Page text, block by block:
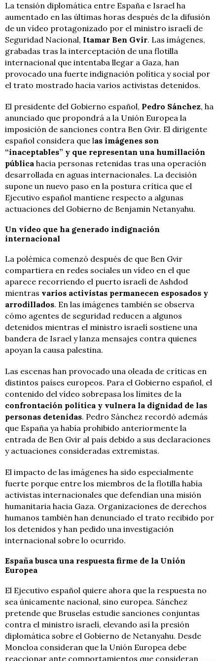
La tensión diplomática entre España e Israel ha
aumentado en las últimas horas después de la difusión
de un vídeo protagonizado por el ministro israelí de
Seguridad Nacional, Itamar Ben Gvir. Las imágenes,
grabadas tras la interceptación de una flotilla
internacional que intentaba llegar a Gaza, han
provocado una fuerte indignación política y social por
el trato mostrado hacia varios activistas detenidos.
El presidente del Gobierno español, Pedro Sánchez, ha
anunciado que propondrá a la Unión Europea la
imposición de sanciones contra Ben Gvir. El dirigente
español considera que las imágenes son
“inaceptables” y que representan una humillación
pública hacia personas retenidas tras una operación
desarrollada en aguas internacionales. La decisión
supone un nuevo paso en la postura crítica que el
Ejecutivo español mantiene respecto a algunas
actuaciones del Gobierno de Benjamin Netanyahu.
Un vídeo que ha generado indignación
internacional
La polémica comenzó después de que Ben Gvir
compartiera en redes sociales un vídeo en el que
aparece recorriendo el puerto israelí de Ashdod
mientras varios activistas permanecen esposados y
arrodillados. En las imágenes también se observa
cómo agentes de seguridad reducen a algunos
detenidos mientras el ministro israelí sostiene una
bandera de Israel y lanza mensajes contra quienes
apoyan la causa palestina.
Las escenas han provocado una oleada de críticas en
distintos países europeos. Para el Gobierno español, el
contenido del vídeo sobrepasa los límites de la
confrontación política y vulnera la dignidad de las
personas detenidas. Pedro Sánchez recordó además
que España ya había prohibido anteriormente la
entrada de Ben Gvir al país debido a sus declaraciones
y actuaciones consideradas extremistas.
El impacto de las imágenes ha sido especialmente
fuerte porque entre los miembros de la flotilla había
activistas internacionales que defendían una misión
humanitaria hacia Gaza. Organizaciones de derechos
humanos también han denunciado el trato recibido por
los detenidos y han pedido una investigación
internacional sobre lo ocurrido.
España busca una respuesta firme de la Unión
Europea
El Ejecutivo español quiere ahora que la respuesta no
sea únicamente nacional, sino europea. Sánchez
pretende que Bruselas estudie sanciones conjuntas
contra el ministro israelí, elevando así la presión
diplomática sobre el Gobierno de Netanyahu. Desde
Moncloa consideran que la Unión Europea debe
reaccionar ante comportamientos que consideran